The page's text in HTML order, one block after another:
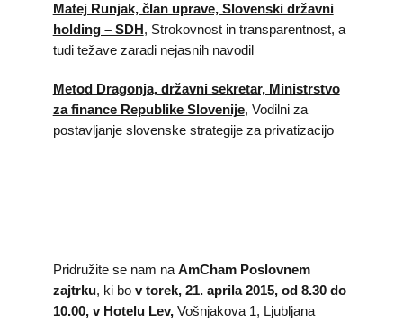
Matej Runjak, član uprave, Slovenski državni
holding – SDH, Strokovnost in transparentnost, a
tudi težave zaradi nejasnih navodil
Metod Dragonja, državni sekretar, Ministrstvo
za finance Republike Slovenije, Vodilni za
postavljanje slovenske strategije za privatizacijo
Pridružite se nam na AmCham Poslovnem
zajtrku, ki bo v torek, 21. aprila 2015, od 8.30 do
10.00, v Hotelu Lev, Vošnjakova 1, Ljubljana